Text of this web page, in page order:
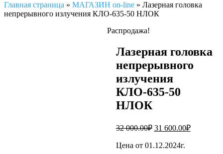
Главная страница » МАГАЗИН on-line » Лазерная головка
непрерывного излучения КЛО-635-50 НЛОК
Распродажа!
Лазерная головка
непрерывного
излучения
КЛО-635-50
НЛОК
32 000.00₽ Первоначальная
составляла
31 600.00₽Текущая
Цена от 01.12.2024г.